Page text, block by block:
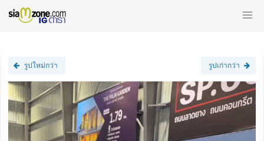
รูปใหม่กว่า รูปเก่ากว่า